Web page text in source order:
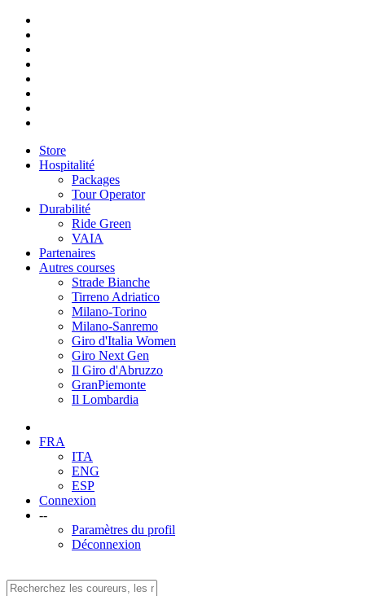
Store
Hospitalité
Packages
Tour Operator
Durabilité
Ride Green
VAIA
Partenaires
Autres courses
Strade Bianche
Tirreno Adriatico
Milano-Torino
Milano-Sanremo
Giro d'Italia Women
Giro Next Gen
Il Giro d'Abruzzo
GranPiemonte
Il Lombardia
FRA
ITA
ENG
ESP
Connexion
--
Paramètres du profil
Déconnexion